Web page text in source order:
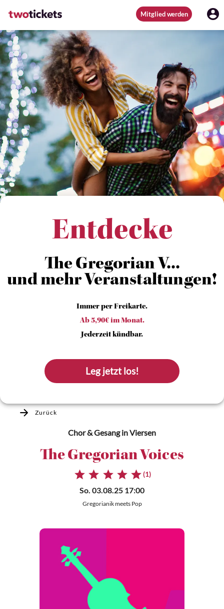
Mitglied werden
Entdecke
The Gregorian V...
und mehr Veranstaltungen!
Immer per Freikarte.
Ab 5,90€ im Monat.
Jederzeit kündbar.
Leg jetzt los!
Zurück
Chor & Gesangin Viersen
The Gregorian Voices
(1)
So. 03.08.25 17:00
Gregorianik meets Pop